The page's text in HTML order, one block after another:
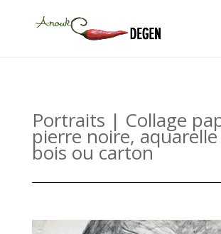
Portraits | Collage
pierre noire,
bois ou carton